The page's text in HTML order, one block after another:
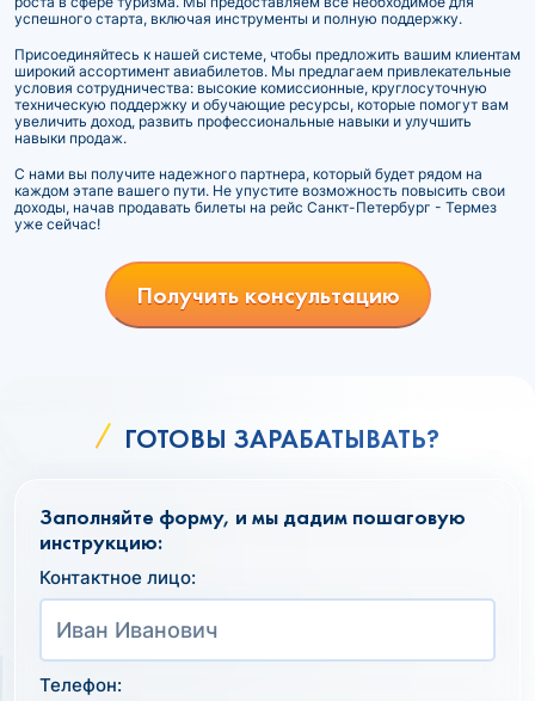
успешного старта, включая инструменты и полную поддержку.
Присоединяйтесь к нашей системе, чтобы предложить вашим клиентам
широкий ассортимент авиабилетов. Мы предлагаем привлекательные
условия сотрудничества: высокие комиссионные, круглосуточную
техническую поддержку и обучающие ресурсы, которые помогут вам
увеличить доход, развить профессиональные навыки и улучшить
навыки продаж.
С нами вы получите надежного партнера, который будет рядом на
каждом этапе вашего пути. Не упустите возможность повысить свои
доходы, начав продавать билеты на рейс Санкт-Петербург - Термез
уже сейчас!
Получить консультацию
ГОТОВЫ ЗАРАБАТЫВАТЬ?
Заполняйте форму, и мы дадим пошаговую
инструкцию:
Контактное лицо:
Телефон: